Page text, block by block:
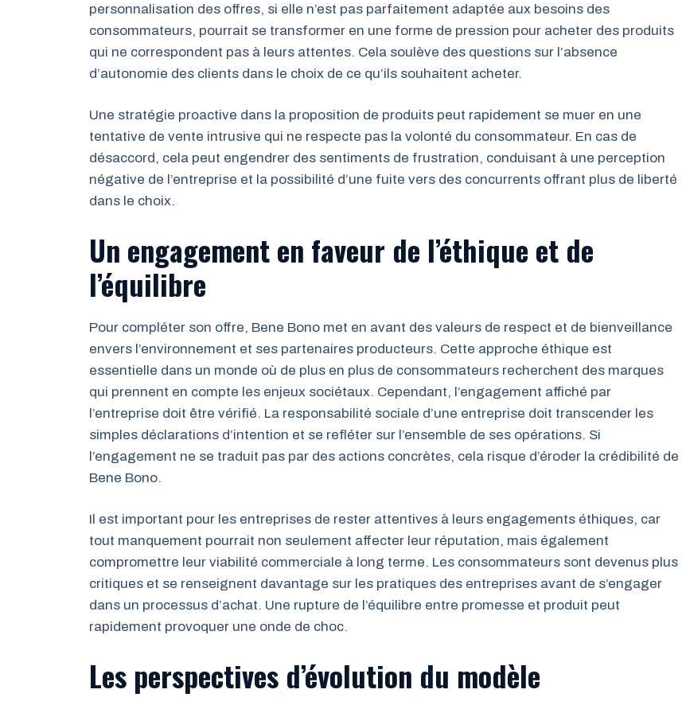
personnalisation des offres, si elle n’est pas parfaitement adaptée aux besoins des
consommateurs, pourrait se transformer en une forme de pression pour acheter des produits
qui ne correspondent pas à leurs attentes. Cela soulève des questions sur l’absence
d’autonomie des clients dans le choix de ce qu’ils souhaitent acheter.
Une stratégie proactive dans la proposition de produits peut rapidement se muer en une
tentative de vente intrusive qui ne respecte pas la volonté du consommateur. En cas de
désaccord, cela peut engendrer des sentiments de frustration, conduisant à une perception
négative de l’entreprise et la possibilité d’une fuite vers des concurrents offrant plus de liberté
dans le choix.
Un engagement en faveur de l’éthique et de
l’équilibre
Pour compléter son offre, Bene Bono met en avant des valeurs de respect et de bienveillance
envers l’environnement et ses partenaires producteurs. Cette approche éthique est
essentielle dans un monde où de plus en plus de consommateurs recherchent des marques
qui prennent en compte les enjeux sociétaux. Cependant, l’engagement affiché par
l’entreprise doit être vérifié. La responsabilité sociale d’une entreprise doit transcender les
simples déclarations d’intention et se refléter sur l’ensemble de ses opérations. Si
l’engagement ne se traduit pas par des actions concrètes, cela risque d’éroder la crédibilité de
Bene Bono.
Il est important pour les entreprises de rester attentives à leurs engagements éthiques, car
tout manquement pourrait non seulement affecter leur réputation, mais également
compromettre leur viabilité commerciale à long terme. Les consommateurs sont devenus plus
critiques et se renseignent davantage sur les pratiques des entreprises avant de s’engager
dans un processus d’achat. Une rupture de l’équilibre entre promesse et produit peut
rapidement provoquer une onde de choc.
Les perspectives d’évolution du modèle